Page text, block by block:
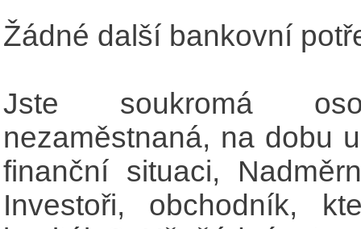
Žádné další bankovní
Jste soukromá
nezaměstnaná, na dobu
finanční situaci,
Investoři, obchodník,